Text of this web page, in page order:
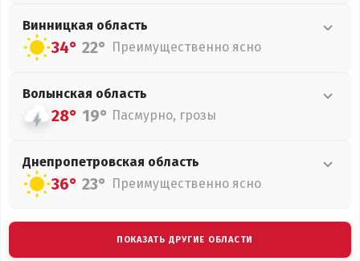
Винницкая область
34° 22° Преимущественно ясно
Волынская область
28° 19° Пасмурно, грозы
Днепропетровская область
36° 23° Преимущественно ясно
ПОКАЗАТЬ ДРУГИЕ ОБЛАСТИ